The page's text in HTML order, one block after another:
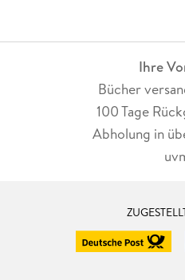
Ihre
Bücher
100 Tage
Abholung in